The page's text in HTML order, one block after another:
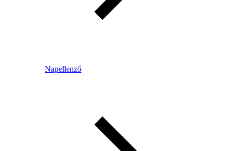
Napellenző